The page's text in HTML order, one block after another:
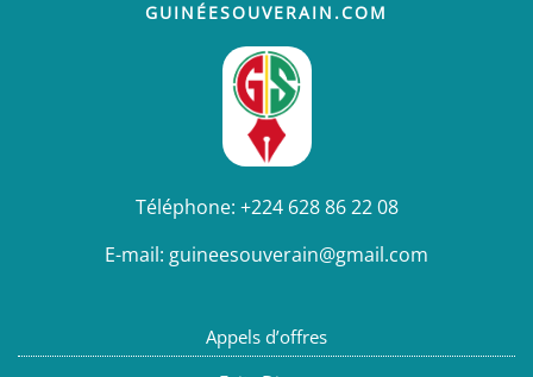
GUINÉESOUVERAIN.COM
Téléphone: +224 628 86 22 08
E-mail: guineesouverain@gmail.com
Appels d’offres